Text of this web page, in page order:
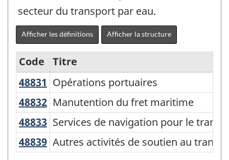
secteur du transport par eau.
Afficher les définitions Afficher la structure
Variante
du
Système
de
classification
Code
Titre
48831 Opérations portuaires
Opérations portuaires
48832 Manutention du fret maritime
Manutention du fret maritime
48833 Services de navigation pour le
Services de navigation pour le
48839 Autres activités de soutien au
Autres activités de soutien au